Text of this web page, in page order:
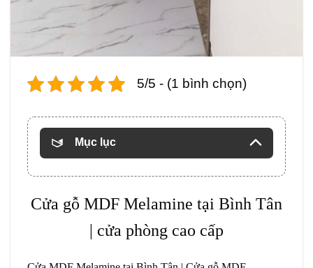
5/5 - (1 bình chọn)
Mục lục
Cửa gỗ MDF Melamine tại Bình Tân
| cửa phòng cao cấp